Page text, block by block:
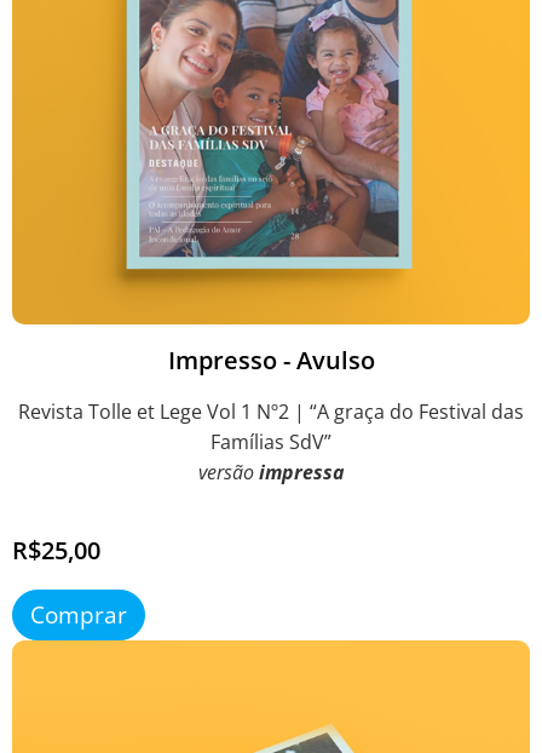
Impresso - Avulso
Revista Tolle et Lege Vol 1 Nº2 | “A graça do Festival das
Famílias SdV”
versãoimpressa
R$25,00
Comprar